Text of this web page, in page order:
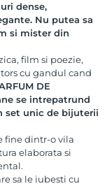
dense,
Nu putea sa
si mister din
film si poezie,
cu gandul cand
DE
se intrepatrund
set unic de bijuterii
fine dintr-o vila
elaborata si
sa le iubesti cu